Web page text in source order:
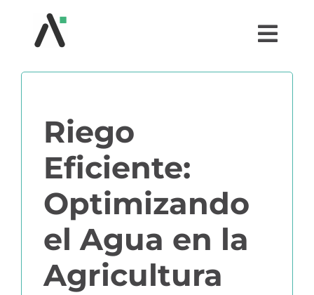
¿QUÉ ES AGRI?
MÓDULOS
TESTIMONIOS
PRECIOS
PARTNERS
Riego
Eficiente:
Optimizando
el Agua en la
Agricultura